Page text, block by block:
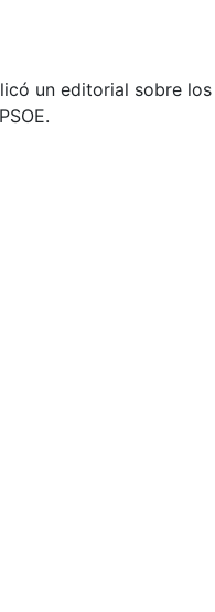
un editorial sobre los